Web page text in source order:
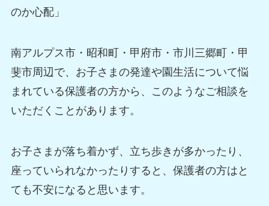
のか心配」
南アルプス市・昭和町・甲府市・市川三郷町・甲
斐市周辺で、お子さまの発達や園生活について悩
まれている保護者の方から、このようなご相談を
いただくことがあります。
お子さまが落ち着かず、立ち歩きが多かったり、
座っていられなかったりすると、保護者の方はと
ても不安になると思います。